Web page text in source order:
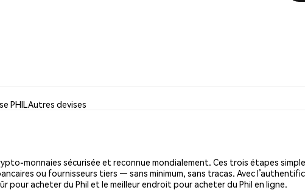
PHILAutres devises
monnaies sécurisée et reconnue mondialement. Ces trois étapes
ou fournisseurs tiers — sans minimum, sans tracas. Avec
pour acheter du Phil et le meilleur endroit pour acheter du Phil en ligne.